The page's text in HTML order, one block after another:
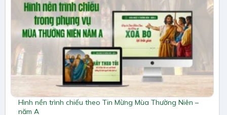
Hình nền trình chiếu theo Tin Mừng Mùa Thường Niên –
năm A